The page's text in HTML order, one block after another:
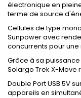
électronique en
terme de source
Cellules de type
Sunpower avec
concurrents pour
Grâce à sa
Solargo Trek X-Move
Double Port USB 5V
appareils en